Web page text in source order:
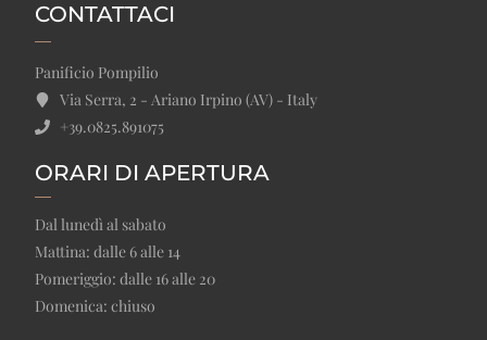
CONTATTACI
Panificio Pompilio
Via Serra, 2 - Ariano Irpino (AV) - Italy
+39.0825.891075
ORARI DI APERTURA
Dal lunedì al sabato
Mattina: dalle 6 alle 14
Pomeriggio: dalle 16 alle 20
Domenica: chiuso